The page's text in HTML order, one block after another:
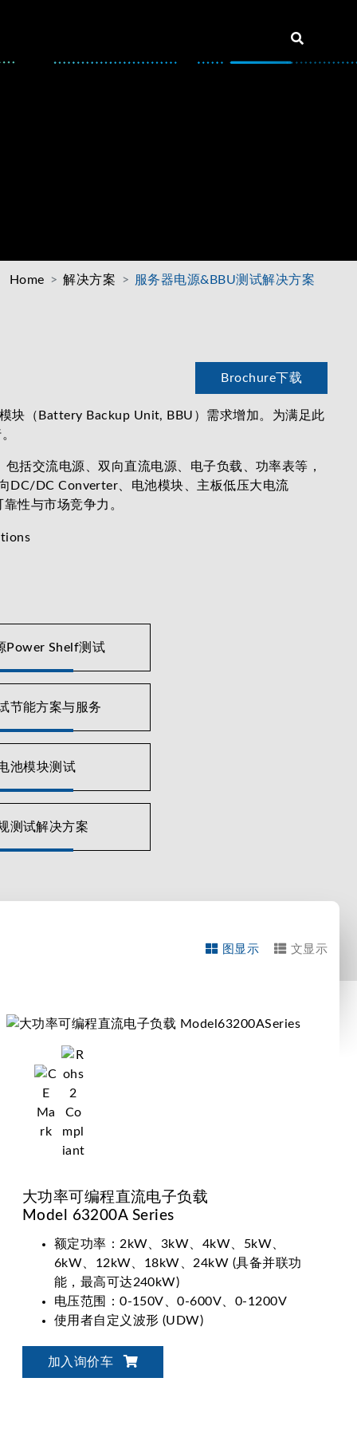
Home 解决方案 服务器电源&BBU测试解决方案
Brochure下载
块（Battery Backup Unit, BBU）需求增加。为满足此
括交流电源、双向直流电源、电子负载、功率表等，
DC/DC Converter、电池模块、主板低压大电流
性与市场竞争力。
Power Shelf测试
节能方案与服务
池模块测试
测试解决方案
图显示 文显示
大功率可编程直流电子负载
Model 63200A Series
额定功率：2kW、3kW、4kW、5kW、
6kW、12kW、18kW、24kW (具备并联功
能，最高可达240kW)
电压范围：0-150V、0-600V、0-1200V
使用者自定义波形 (UDW)
电脑图形化操作介面Softpanel介绍
加入询价车